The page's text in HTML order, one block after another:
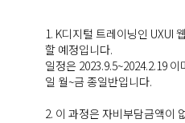
Contact
1. K디지털 트레이닝인 UXUI
할 예정입니다.
일정은 2023.9.5~2024.2.19
일 월~금 종일반입니다.
2. 이 과정은 자비부담금액이